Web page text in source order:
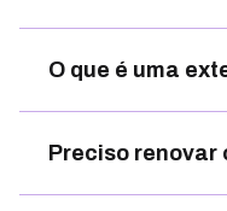
O que é uma
Preciso renovar